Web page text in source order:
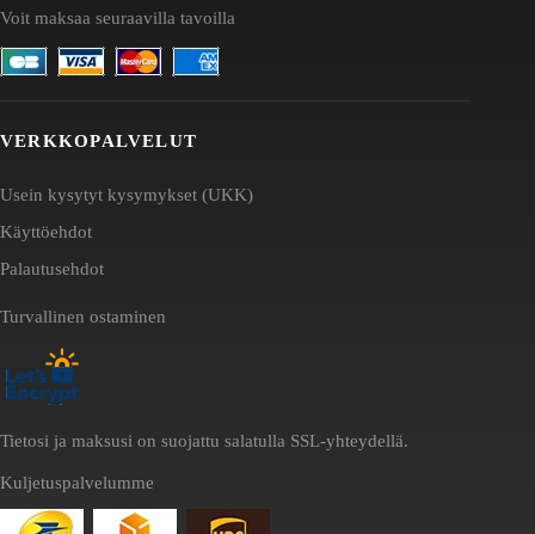
Voit maksaa seuraavilla tavoilla
VERKKOPALVELUT
Usein kysytyt kysymykset (UKK)
Käyttöehdot
Palautusehdot
Turvallinen ostaminen
Tietosi ja maksusi on suojattu salatulla SSL-yhteydellä.
Kuljetuspalvelumme